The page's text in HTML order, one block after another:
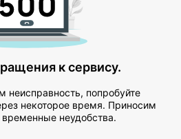
к сервису.
попробуйте
некоторое время. Приносим
временные неудобства.